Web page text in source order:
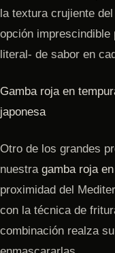
la textura crujiente
opción imprescindible
literal- de sabor en
Gamba roja en
japonesa
Otro de los grandes
nuestra gamba roja
proximidad del
con la técnica de
combinación realza